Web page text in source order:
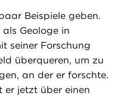
Beispiele geben.
Geologe in
seiner Forschung
überqueren, um zu
an der er forschte.
jetzt über einen